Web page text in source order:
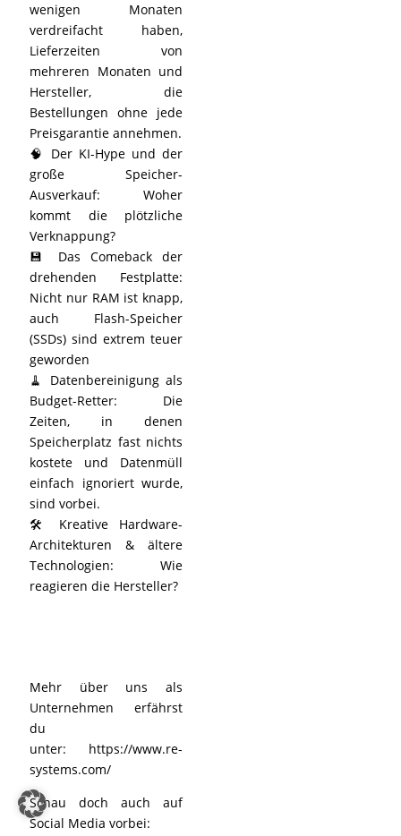
wenigen Monaten
verdreifacht haben,
Lieferzeiten von
mehreren Monaten und
Hersteller, die
Bestellungen ohne jede
Preisgarantie annehmen.
🧠 Der KI-Hype und der
große Speicher-
Ausverkauf: Woher
kommt die plötzliche
Verknappung?
💾 Das Comeback der
drehenden Festplatte:
Nicht nur RAM ist knapp,
auch Flash-Speicher
(SSDs) sind extrem teuer
geworden
🧹 Datenbereinigung als
Budget-Retter: Die
Zeiten, in denen
Speicherplatz fast nichts
kostete und Datenmüll
einfach ignoriert wurde,
sind vorbei.
🛠️ Kreative Hardware-
Architekturen & ältere
Technologien: Wie
reagieren die Hersteller?
Mehr über uns als
Unternehmen erfährst
du
unter: https://www.re-
systems.com/
Schau doch auch auf
Social Media vorbei: